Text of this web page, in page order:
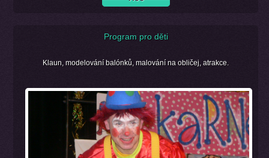
Program pro děti
Klaun, modelování balónků, malování na obličej, atrakce.